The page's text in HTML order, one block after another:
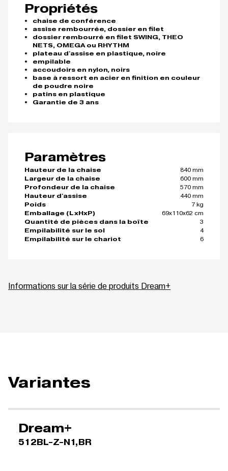
Propriétés
chaise de conférence
assise rembourrée, dossier en filet
dossier rembourré en filet SWING, THEO
NETS, OMEGA ou RHYTHM
plateau d'assise en plastique, noire
empilable
accoudoirs en nylon, noirs
base à ressort en acier en finition en couleur
de poudre noire
patins en plastique
Garantie de 3 ans
Paramètres
Hauteur de la chaise
840 mm
Largeur de la chaise
600 mm
Profondeur de la chaise
570 mm
Hauteur d'assise
440 mm
Poids
7 kg
Emballage (LxHxP)
69x110x62 cm
Quantité de pièces dans la boîte
3
Empilabilité sur le sol
4
Empilabilité sur le chariot
6
Informations sur la série de produits Dream+
Variantes
Dream+
512BL-Z-N1,BR